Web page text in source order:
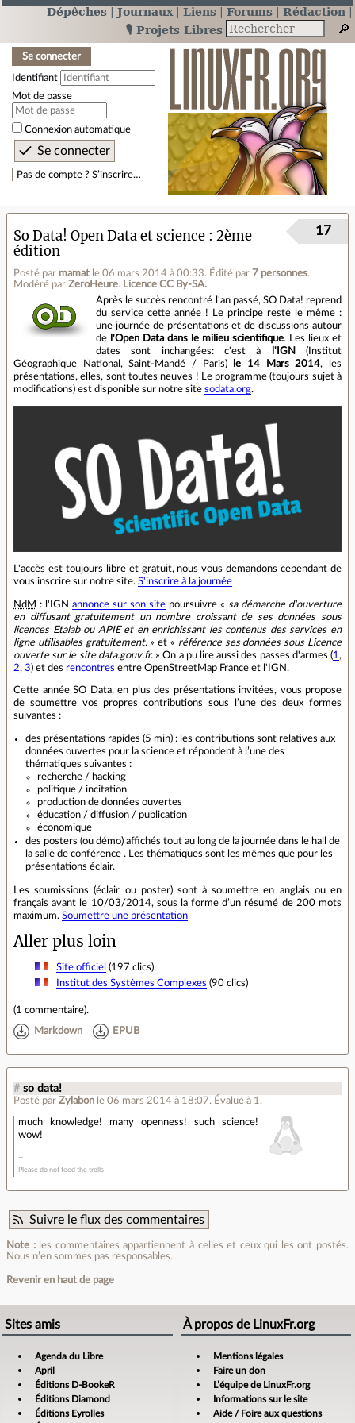
Dépêches Journaux Liens Forums
Rédaction
🎙️ Projets Libres
Se connecter
Identifiant
Mot de passe
Connexion automatique
Pas de compte ? S’inscrire…
So Data! Open Data et science : 2ème
édition
Posté par mamat le 06 mars 2014 à 00:33. Édité par 7 personnes.
Modéré par ZeroHeure. Licence CC By‑SA.
17
Après le succès rencontré l'an passé, SO Data! reprend
du service cette année ! Le principe reste le même :
une journée de présentations et de discussions autour
de l'Open Data dans le milieu scientifique. Les lieux et
dates sont inchangées: c'est à
l'IGN
(Institut
Géographique National, Saint-Mandé / Paris)
le 14 Mars 2014, les
présentations, elles, sont toutes neuves ! Le programme (toujours sujet à
modifications) est disponible sur notre site sodata.org.
L'accès est toujours libre et gratuit, nous vous demandons cependant de
vous inscrire sur notre site. S'inscrire à la journée
NdM : l'IGN annonce sur son site poursuivre « sa démarche d'ouverture
en diffusant gratuitement un nombre croissant de ses données sous
licences Etalab ou APIE et en enrichissant les contenus des services en
ligne utilisables gratuitement.» et « référence ses données sous Licence
ouverte sur le site data.gouv.fr.» On a pu lire aussi des passes d'armes (1 ,
2, 3) et des rencontres entre OpenStreetMap France et l'IGN.
Cette année SO Data, en plus des présentations invitées, vous propose
de soumettre vos propres contributions sous l’une des deux formes
suivantes :
des présentations rapides (5 min) : les contributions sont relatives aux
données ouvertes pour la science et répondent à l’une des
thématiques suivantes :
recherche / hacking
politique / incitation
production de données ouvertes
éducation / diffusion / publication
économique
des posters (ou démo) affichés tout au long de la journée dans le hall de
la salle de conférence . Les thématiques sont les mêmes que pour les
présentations éclair.
Les soumissions (éclair ou poster) sont à soumettre en anglais ou en
français avant le 10/03/2014, sous la forme d’un résumé de 200 mots
maximum. Soumettre une présentation
Aller plus loin
Site officiel (197 clics)
Institut des Systèmes Complexes (90 clics)
(1 commentaire).
Markdown EPUB
# so data!
Posté par Zylabon le 06 mars 2014 à 18:07. Évalué à 1 .
much knowledge! many openness! such science!
wow!
Please do not feed the trolls
Suivre le flux des commentaires
Note :les commentaires appartiennent à celles et ceux qui les ont postés.
Nous n’en sommes pas responsables.
Revenir en haut de page
Sites amis
Agenda du Libre
April
Éditions D-BookeR
Éditions Diamond
Éditions Eyrolles
À propos de LinuxFr.org
Mentions légales
Faire un don
L’équipe de LinuxFr.org
Informations sur le site
Aide / Foire aux questions